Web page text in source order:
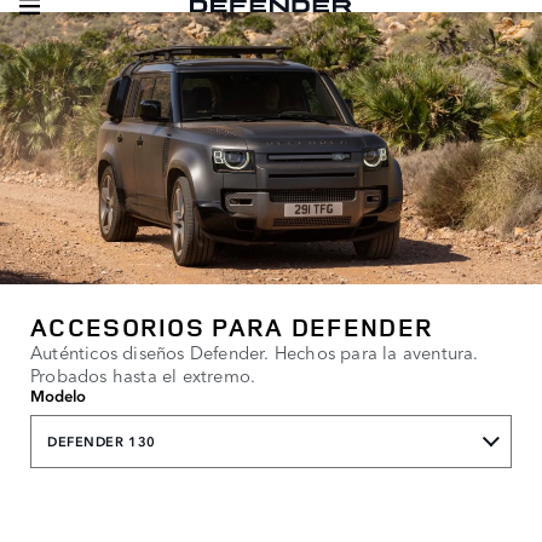
ACCESORIOS PARA DEFENDER
Auténticos diseños Defender. Hechos para la aventura.
Probados hasta el extremo.
Modelo
DEFENDER 130